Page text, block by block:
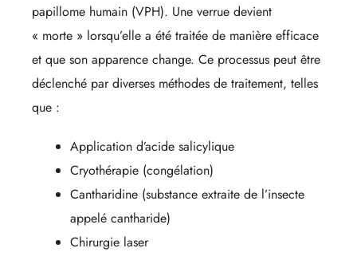
papillome humain (VPH). Une verrue devient
« morte » lorsqu’elle a été traitée de manière efficace
et que son apparence change. Ce processus peut être
déclenché par diverses méthodes de traitement, telles
que :
Application d’acide salicylique
Cryothérapie (congélation)
Cantharidine (substance extraite de l’insecte
appelé cantharide)
Chirurgie laser